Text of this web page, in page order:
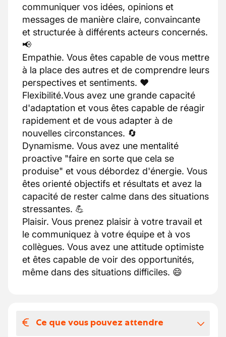
communiquer vos idées, opinions et
messages de manière claire, convaincante
et structurée à différents acteurs concernés.
📢
Empathie. Vous êtes capable de vous mettre
à la place des autres et de comprendre leurs
perspectives et sentiments. ❤️
Flexibilité.Vous avez une grande capacité
d'adaptation et vous êtes capable de réagir
rapidement et de vous adapter à de
nouvelles circonstances. 🔄
Dynamisme. Vous avez une mentalité
proactive "faire en sorte que cela se
produise" et vous débordez d'énergie. Vous
êtes orienté objectifs et résultats et avez la
capacité de rester calme dans des situations
stressantes. 💪
Plaisir. Vous prenez plaisir à votre travail et
le communiquez à votre équipe et à vos
collègues. Vous avez une attitude optimiste
et êtes capable de voir des opportunités,
même dans des situations difficiles. 😄
Ce que vous pouvez attendre